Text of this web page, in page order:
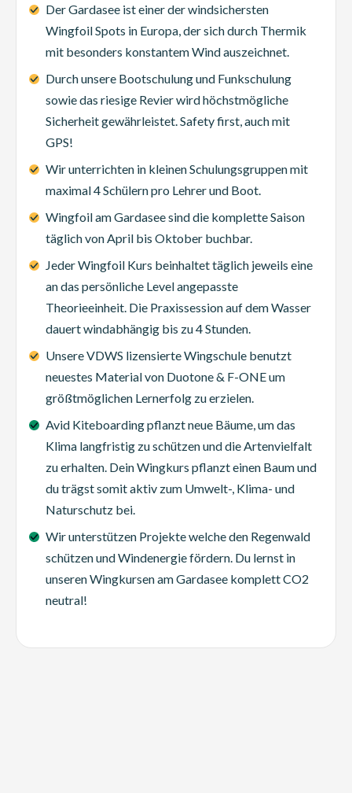
Der Gardasee ist einer der windsichersten
Wingfoil Spots in Europa, der sich durch Thermik
mit besonders konstantem Wind auszeichnet.
Durch unsere Bootschulung und Funkschulung
sowie das riesige Revier wird höchstmögliche
Sicherheit gewährleistet. Safety first, auch mit
GPS!
Wir unterrichten in kleinen Schulungsgruppen mit
maximal 4 Schülern pro Lehrer und Boot.
Wingfoil am Gardasee sind die komplette Saison
täglich von April bis Oktober buchbar.
Jeder Wingfoil Kurs beinhaltet täglich jeweils eine
an das persönliche Level angepasste
Theorieeinheit. Die Praxissession auf dem Wasser
dauert windabhängig bis zu 4 Stunden.
Unsere VDWS lizensierte Wingschule benutzt
neuestes Material von Duotone & F-ONE um
größtmöglichen Lernerfolg zu erzielen.
Avid Kiteboarding pflanzt neue Bäume, um das
Klima langfristig zu schützen und die Artenvielfalt
zu erhalten. Dein Wingkurs pflanzt einen Baum und
du trägst somit aktiv zum Umwelt-, Klima- und
Naturschutz bei.
Wir unterstützen Projekte welche den Regenwald
schützen und Windenergie fördern. Du lernst in
unseren Wingkursen am Gardasee komplett CO2
neutral!